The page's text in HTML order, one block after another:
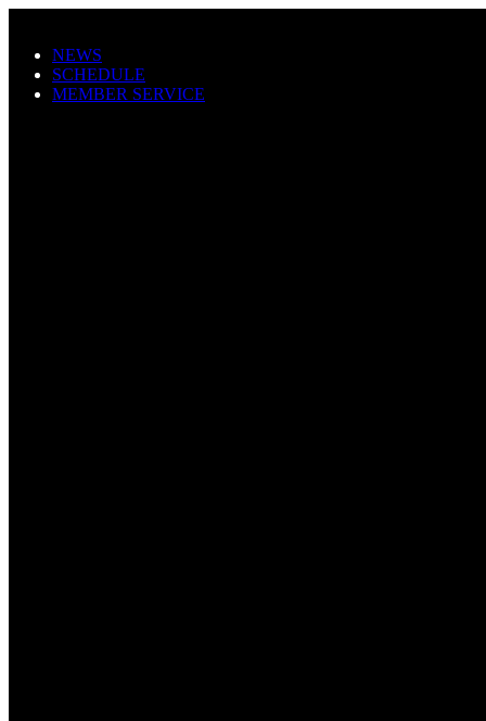
NEWS
SCHEDULE
MEMBER SERVICE